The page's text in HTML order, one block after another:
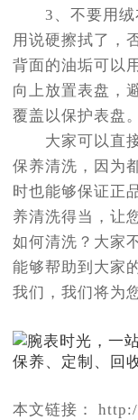
3、不要用绒
用说硬擦拭了，
背面的油垢可以
向上放置表盘，
覆盖以保护表盘。
大家可以直接
保养清洗，因为
时也能够保证正
养清洗得当，让
如何清洗？大家
能够帮助到大家
我们，我们将为
本文链接：